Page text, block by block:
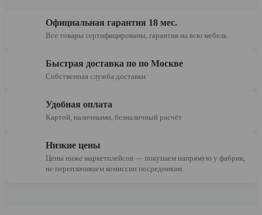
Официальная гарантия 18 мес.
Все товары сертифицированы, гарантия на всю мебель
Быстрая доставка по по Москве
Собственная служба доставки.
Удобная оплата
Картой, наличными, безналичный расчёт
Низкие цены
Цены ниже маркетплейсов — покупаем напрямую у фабрик,
не переплачиваем комиссии посредникам.